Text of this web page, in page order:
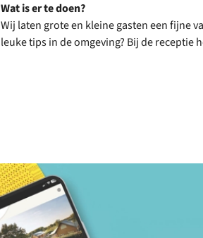
Wat is er te doen?
Wij laten grote en kleine gasten een fijne
leuke tips in de omgeving? Bij de receptie